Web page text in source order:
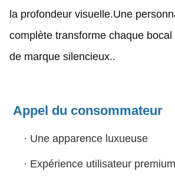
la profondeur visuelle.Une
complète transforme chaque
de marque silencieux..
Appel du consommateur
· Une apparence luxueuse
· Expérience utilisateur premium